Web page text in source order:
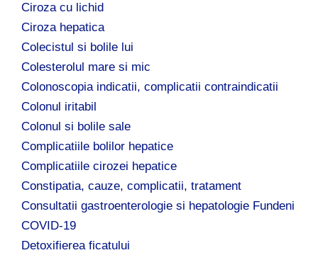
Ciroza cu lichid
Ciroza hepatica
Colecistul si bolile lui
Colesterolul mare si mic
Colonoscopia indicatii, complicatii contraindicatii
Colonul iritabil
Colonul si bolile sale
Complicatiile bolilor hepatice
Complicatiile cirozei hepatice
Constipatia, cauze, complicatii, tratament
Consultatii gastroenterologie si hepatologie Fundeni
COVID-19
Detoxifierea ficatului